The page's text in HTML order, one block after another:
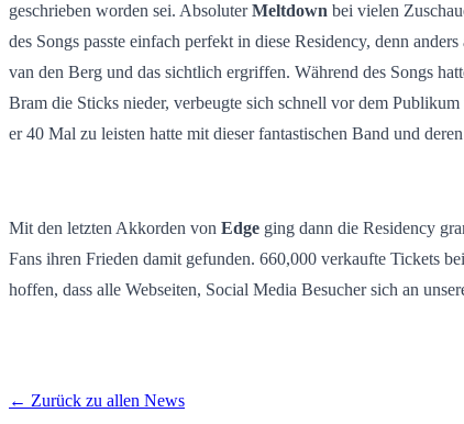
geschrieben worden sei. AbsoluterMeltdown bei vielen
des Songs passte einfach perfekt in diese Residency, denn
van den Berg und das sichtlich ergriffen. Während des Songs
Bram die Sticks nieder, verbeugte sich schnell vor dem
er 40 Mal zu leisten hatte mit dieser fantastischen Band und
Mit den letzten Akkorden von Edge ging dann die Residency
Fans ihren Frieden damit gefunden. 660,000 verkaufte Tickets
hoffen, dass alle Webseiten, Social Media Besucher sich an
← Zurück zu allen News